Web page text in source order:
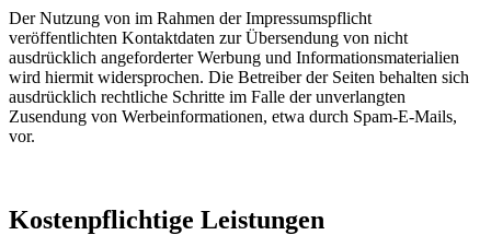
Der Nutzung von im Rahmen der Impressumspflicht
veröffentlichten Kontaktdaten zur Übersendung von nicht
ausdrücklich angeforderter Werbung und Informationsmaterialien
wird hiermit widersprochen. Die Betreiber der Seiten behalten sich
ausdrücklich rechtliche Schritte im Falle der unverlangten
Zusendung von Werbeinformationen, etwa durch Spam-E-Mails,
vor.
Kostenpflichtige Leistungen